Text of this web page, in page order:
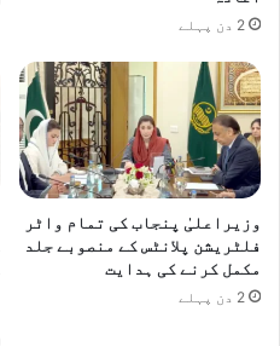
2 دن پہلے
وزیراعلیٰ پنجاب کی تمام واٹر
فلٹریشن پلانٹس کے منصوبے جلد
مکمل کرنے کی ہدایت
2 دن پہلے